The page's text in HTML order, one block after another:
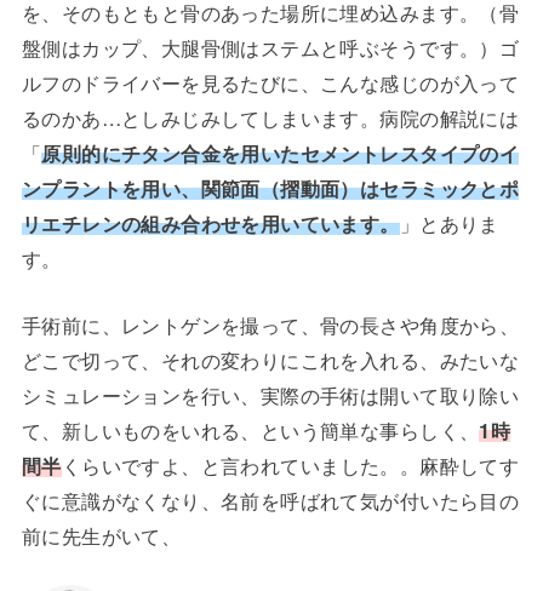
を、そのもともと骨のあった場所に埋め込みます。（骨
盤側はカップ、大腿骨側はステムと呼ぶそうです。）ゴ
ルフのドライバーを見るたびに、こんな感じのが入って
るのかあ…としみじみしてしまいます。病院の解説には
「原則的にチタン合金を用いたセメントレスタイプのイ
ンプラントを用い、関節面（摺動面）はセラミックとポ
リエチレンの組み合わせを用いています。」とありま
す。
手術前に、レントゲンを撮って、骨の長さや角度から、
どこで切って、それの変わりにこれを入れる、みたいな
シミュレーションを行い、実際の手術は開いて取り除い
て、新しいものをいれる、という簡単な事らしく、1時
間半くらいですよ、と言われていました。。麻酔してす
ぐに意識がなくなり、名前を呼ばれて気が付いたら目の
前に先生がいて、